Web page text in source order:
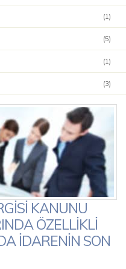
(1)
(5)
(1)
(3)
KANUNU
ÖZELLİKLİ
İDARENİN SON